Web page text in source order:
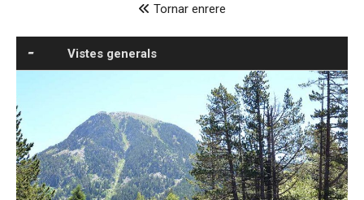
Tornar enrere
Vistes generals